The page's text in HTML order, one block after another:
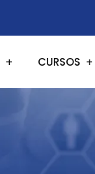
CURSOS